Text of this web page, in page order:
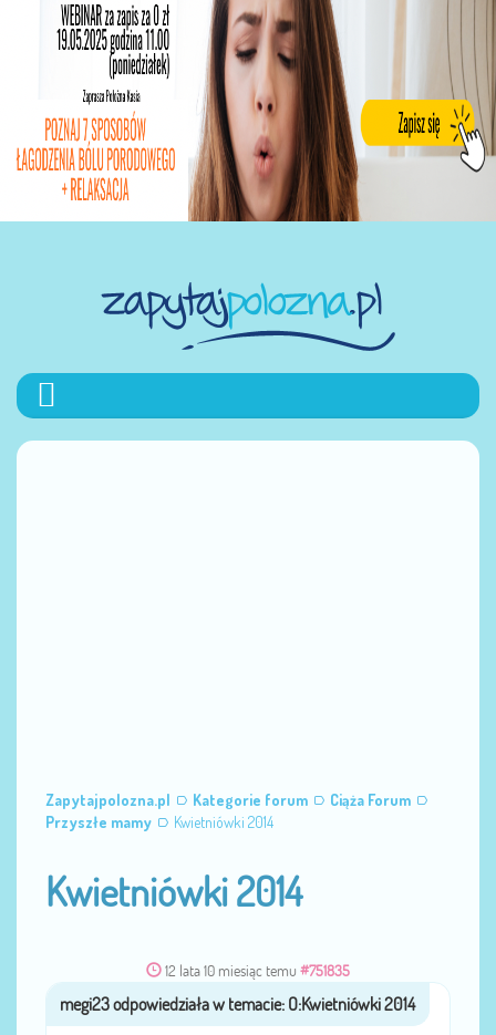
Zapytajpolozna.pl Kategorie forum
Ciąża Forum
Przyszłe mamy
Kwietniówki 2014
Kwietniówki 2014
12 lata 10 miesiąc temu #751835
przezmegi23